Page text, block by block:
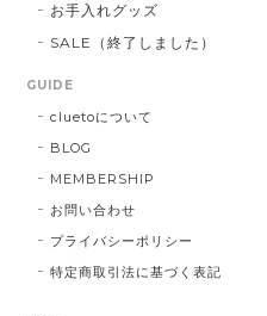
お手入れグッズ
SALE（終了しました）
GUIDE
cluetoについて
BLOG
MEMBERSHIP
お問い合わせ
プライバシーポリシー
特定商取引法に基づく表記